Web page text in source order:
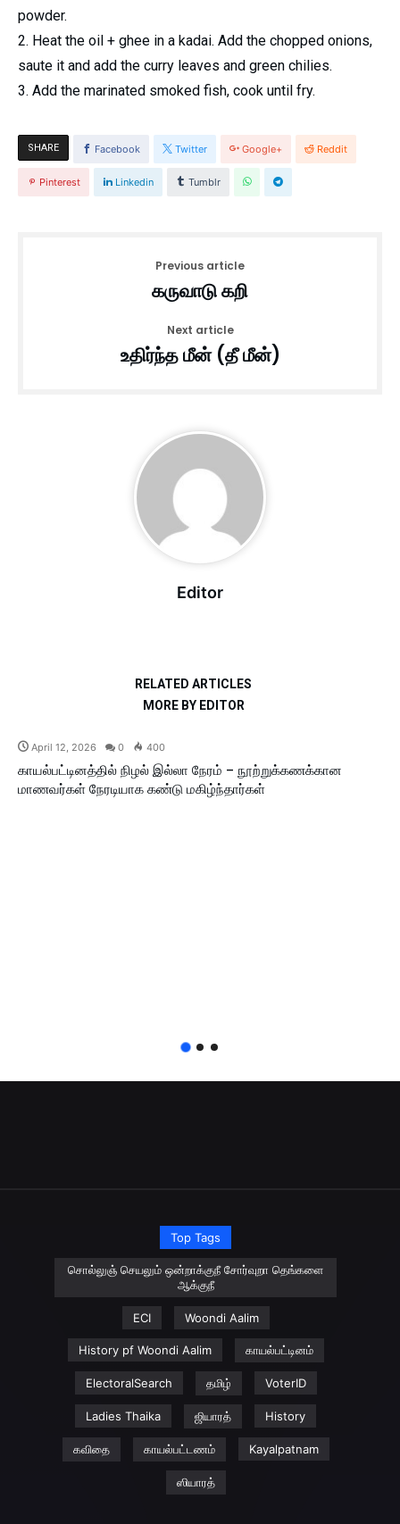
powder.
2. Heat the oil + ghee in a kadai. Add the chopped onions,
saute it and add the curry leaves and green chilies.
3. Add the marinated smoked fish, cook until fry.
SHARE Facebook Twitter Google+ Reddit
Pinterest Linkedin Tumblr
Previous article
கருவாடு கறி
Next article
உதிர்ந்த மீன் (தீ மீன்)
Editor
RELATED ARTICLES
MORE BY EDITOR
April 12, 2026 0 400
காயல்பட்டினத்தில் நிழல் இல்லா நேரம் – நூற்றுக்கணக்கான
மாணவர்கள் நேரடியாக கண்டு மகிழ்ந்தார்கள்
Top Tags
சொல்லுஞ் செயலும் ஒன்றாக்குநீ சோர்வுறா தெங்களை
ஆக்குநீ
ECI Woondi Aalim
History pf Woondi Aalim காயல்பட்டினம்
ElectoralSearch தமிழ் VoterID
Ladies Thaika ஜியாரத் History
கவிதை காயல்பட்டணம் Kayalpatnam
ஸியாரத்